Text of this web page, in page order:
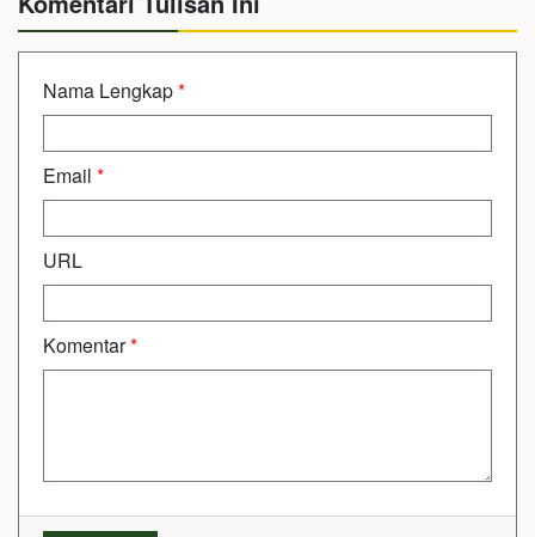
Nama Lengkap*
Email *
URL
Komentar*